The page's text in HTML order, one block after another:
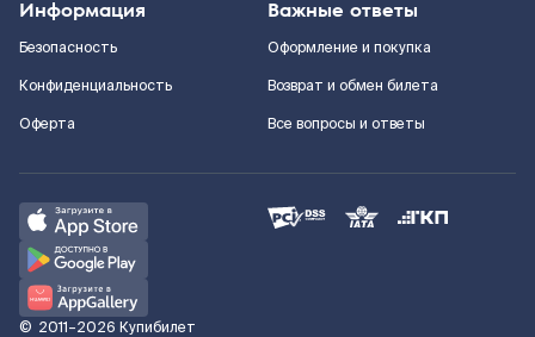
Информация
Безопасность
Конфиденциальность
Оферта
Важные ответы
Оформление и покупка
Возврат и обмен билета
Все вопросы и ответы
© 2011–2026 Купибилет